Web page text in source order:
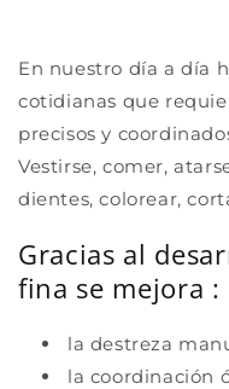
En nuestro día a día
cotidianas que
precisos y
Vestirse, comer,
dientes, colorear,
Gracias al
fina se mejora :
la destreza
la coordinación